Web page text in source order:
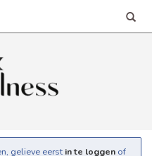
gelieve eerst in te loggen of